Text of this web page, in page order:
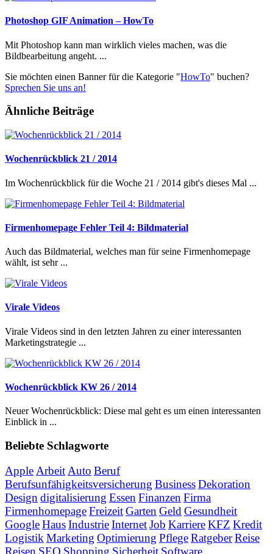
Photoshop GIF Animation – HowTo
Mit Photoshop kann man wirklich vieles machen, was die
Bildbearbeitung angeht. ...
Sie möchten einen Banner für die Kategorie "HowTo" buchen?
Sprechen Sie uns an!
Ähnliche Beiträge
Wochenrückblick 21 / 2014
Im Wochenrückblick für die Woche 21 / 2014 gibt's dieses Mal ...
Firmenhomepage Fehler Teil 4: Bildmaterial
Auch das Bildmaterial, welches man für seine Firmenhomepage
wählt, ist sehr ...
Virale Videos
Virale Videos sind in den letzten Jahren zu einer interessanten
Marketingstrategie ...
Wochenrückblick KW 26 / 2014
Neuer Wochenrückblick: Diese mal geht es um einen interessanten
Einblick in ...
Beliebte Schlagworte
Apple Arbeit Auto Beruf
Berufsunfähigkeitsversicherung BusinessDekoration
Design digitalisierung Essen Finanzen Firma
FirmenhomepageFreizeitGarten Geld Gesundheit
GoogleHausIndustrieInternetJob KarriereKFZ Kredit
Logistik Marketing Optimierung PflegeRatgeberReise
Reisen SEO Shopping Sicherheit Software